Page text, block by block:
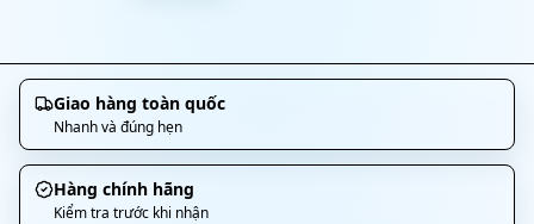
Giao hàng toàn quốc
Nhanh và đúng hẹn
Hàng chính hãng
Kiểm tra trước khi nhận